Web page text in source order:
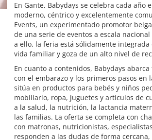
En Gante, Babydays se celebra cada año
moderno, céntrico y excelentemente
Events, un experimentado promotor
de una serie de eventos a escala
a ello, la feria está sólidamente
vida familiar y goza de un alto nivel de
En cuanto a contenidos, Babydays
con el embarazo y los primeros pasos
sitúa en productos para bebés y niños
mobiliario, ropa, juguetes y artículos de
a la salud, la nutrición, la lactancia
las familias. La oferta se completa con
con matronas, nutricionistas,
responden a las dudas de forma